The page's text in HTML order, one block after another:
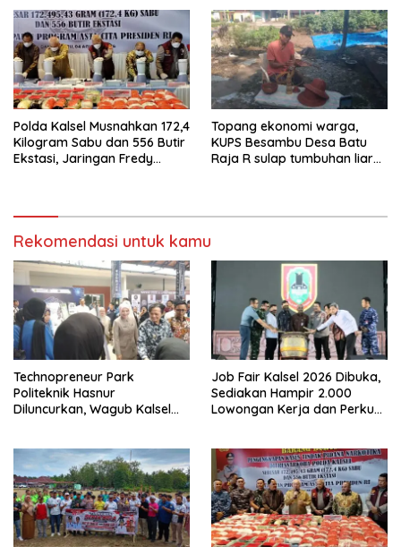
Tahun 2026
Polda Kalsel Musnahkan 172,4
Kilogram Sabu dan 556 Butir
Ekstasi, Jaringan Fredy
Topang ekonomi warga,
KUPS Besambu Desa Batu
Raja R sulap tumbuhan liar
Rekomendasi untuk kamu
Technopreneur Park
Politeknik Hasnur
Diluncurkan, Wagub Kalsel
Job Fair Kalsel 2026 Dibuka,
Sediakan Hampir 2.000
Lowongan Kerja dan Perkuat